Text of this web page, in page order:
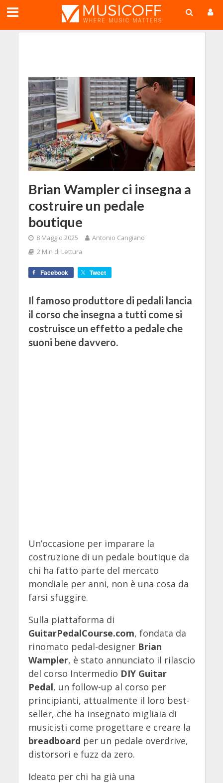
Brian Wampler ci insegna a
costruire un pedale
boutique
8 Maggio 2025
Antonio Cangiano
2 Min di Lettura
Facebook Tweet
Il famoso produttore di pedali lancia
il corso che insegna a tutti come si
costruisce un effetto a pedale che
suoni bene davvero.
Un’occasione per imparare la
costruzione di un pedale boutique da
chi ha fatto parte del mercato
mondiale per anni, non è una cosa da
farsi sfuggire.
Sulla piattaforma di
GuitarPedalCourse.com, fondata da
rinomato pedal-designer Brian
Wampler, è stato annunciato il rilascio
del corso Intermedio DIY Guitar
Pedal, un follow-up al corso per
principianti, attualmente il loro best-
seller, che ha insegnato migliaia di
musicisti come progettare e creare la
breadboard per un pedale overdrive,
distorsori e fuzz da zero.
Ideato per chi ha già una